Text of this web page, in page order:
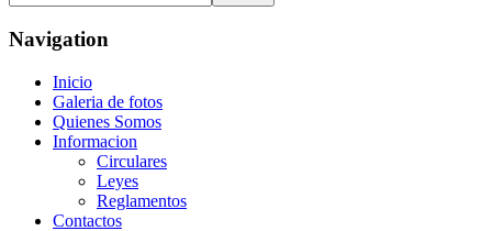
Navigation
Inicio
Galeria de fotos
Quienes Somos
Informacion
Circulares
Leyes
Reglamentos
Contactos